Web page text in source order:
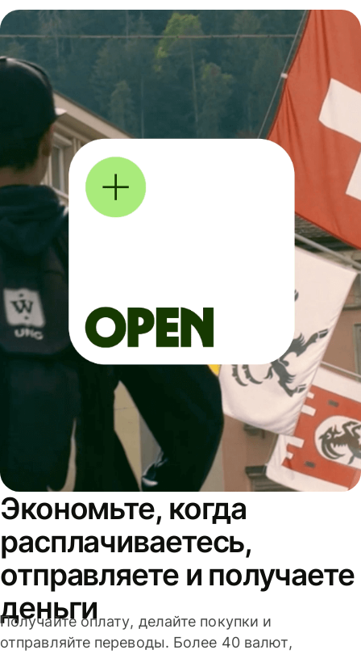
Экономьте, когда
расплачиваетесь,
отправляете и получаете
деньги
Получайте оплату, делайте покупки и
отправляйте переводы. Более 40 валют,